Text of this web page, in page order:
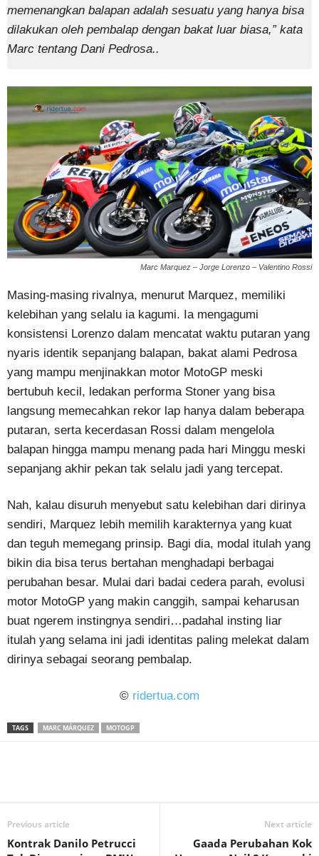
memenangkan balapan adalah sesuatu yang hanya bisa
dilakukan oleh pembalap dengan bakat luar biasa,” kata
Marc tentang Dani Pedrosa..
Marc Marquez – Jorge Lorenzo – Valentino Rossi
Masing-masing rivalnya, menurut Marquez, memiliki
kelebihan yang selalu ia kagumi. Ia mengagumi
konsistensi Lorenzo dalam mencatat waktu putaran yang
nyaris identik sepanjang balapan, bakat alami Pedrosa
yang mampu menjinakkan motor MotoGP meski
bertubuh kecil, ledakan performa Stoner yang bisa
langsung memecahkan rekor lap hanya dalam beberapa
putaran, serta kecerdasan Rossi dalam mengelola
balapan hingga mampu menang pada hari Minggu meski
sepanjang akhir pekan tak selalu jadi yang tercepat.
Nah, kalau disuruh menyebut satu kelebihan dari dirinya
sendiri, Marquez lebih memilih karakternya yang kuat
dan teguh memegang prinsip. Bagi dia, modal itulah yang
bikin dia bisa terus bertahan menghadapi berbagai
perubahan besar. Mulai dari badai cedera parah, evolusi
motor MotoGP yang makin canggih, sampai keharusan
buat ngerem instingnya sendiri…padahal insting liar
itulah yang selama ini jadi identitas paling melekat dalam
dirinya sebagai seorang pembalap.
© ridertua.com
TAGS MARC MÁRQUEZ MOTOGP
Previous article
Kontrak Danilo Petrucci
Next article
Gaada Perubahan Kok